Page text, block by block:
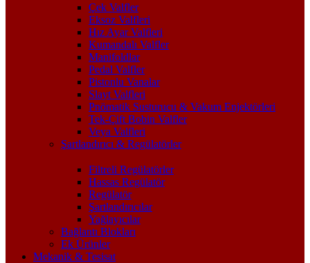
Çek Valfler
Eksoz Valfleri
Hız Ayar Valfleri
Kumandalı Valfler
Manifoldlar
Pedal Valfler
Pistonlu Vanalar
Slayt Valfleri
Pnömatik Susturucu & Vakum Enjektörleri
Tek-Çift Bobin Valfler
Veya Valfleri
Şartlandırıcı & Regülatörler
Filtreli Regülatörler
Hassas Regülatör
Regülatör
Şartlandırıcılar
Yağlayıcılar
Bağlantı Blokları
Ek Ürünler
Mekanik & Tesisat